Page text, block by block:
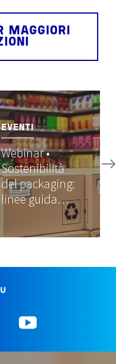
MAGGIORI
EVENTI
Webinar •
Sostenibilità
del packaging:
linee guida…